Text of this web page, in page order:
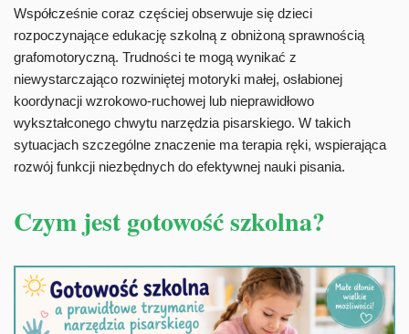
Współcześnie coraz częściej obserwuje się dzieci
rozpoczynające edukację szkolną z obniżoną sprawnością
grafomotoryczną. Trudności te mogą wynikać z
niewystarczająco rozwiniętej motoryki małej, osłabionej
koordynacji wzrokowo-ruchowej lub nieprawidłowo
wykształconego chwytu narzędzia pisarskiego. W takich
sytuacjach szczególne znaczenie ma terapia ręki, wspierająca
rozwój funkcji niezbędnych do efektywnej nauki pisania.
Czym jest gotowość szkolna?